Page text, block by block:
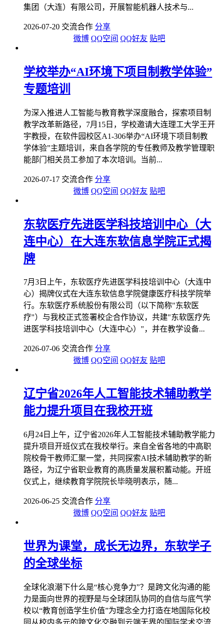
集团（大连）有限公司，开展智能机器人技术与...
2026-07-20 交流合作 分享
微博 QQ空间 QQ好友 贴吧
学校举办“AI环境下项目制教学体验”
专题培训
为深入推进人工智能与教育教学深度融合，探索项目制
教学改革新路径，7月15日，学校邀请大连理工大学王开
宇教授，在软件园校区A1-306举办“AI环境下项目制教
学体验”主题培训，来自各学院的专任教师及教学管理职
能部门相关员工参加了本次培训。当前...
2026-07-17 交流合作 分享
微博 QQ空间 QQ好友 贴吧
东软医疗先进医学科技培训中心（大
连中心）在大连东软信息学院正式揭
牌
7月3日上午，东软医疗先进医学科技培训中心（大连中
心）揭牌仪式在大连东软信息学院健康医疗科技学院举
行。东软医疗系统股份有限公司（以下简称"东软医
疗"）与我校正式签署校企合作协议，共建"东软医疗先
进医学科技培训中心（大连中心）"，并在教学设备...
2026-07-06 交流合作 分享
微博 QQ空间 QQ好友 贴吧
辽宁省2026年人工智能技术辅助教学
能力提升项目在我校开班
6月24日上午，辽宁省2026年人工智能技术辅助教学能力
提升项目开班仪式在我校举行。来自全省各地的中高职
院校骨干教师汇聚一堂，共同探索AI技术辅助教学的新
路径，为辽宁省职业教育的高质量发展积蓄动能。开班
仪式上，继续教育学院院长毕晓明表示，随...
2026-06-25 交流合作 分享
微博 QQ空间 QQ好友 贴吧
世界为课堂，成长无边界，东软学子
的全球坐标
全球化浪潮下什么是“核心竞争力”？是跨文化沟通的能
力是面向世界的视野是与全球团队协同的自信与底气学
校以“教育创造学生价值”为理念全力打造在地国际化校
园从校内多元的跨文化交融到云端无界的国际学术交流